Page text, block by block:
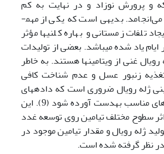
و پرورش نوزاد و در نهایت به کم
بدیهی است که یکی از مهم­
تلفات زمستانی و بهاره کلنی­ها مؤثر
یاد شده می­باشد. بعضی از تولیدات
غنی از ویتامین­ها­ هستند. به ­خاطر
تغذیه زنبور عسل و عدم شناخت کافی
ژله رویال ضروری است که داده­های
واقعی به­واسطه روش‌های مناسب به­­دست آورده شود (9). این
سطوح مختلف تیامین روی توسعه غدد
ژله رویال و مقدار تیامین موجود در
نظر گرفته شده است.